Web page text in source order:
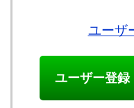
ユーザ
ユーザー登録